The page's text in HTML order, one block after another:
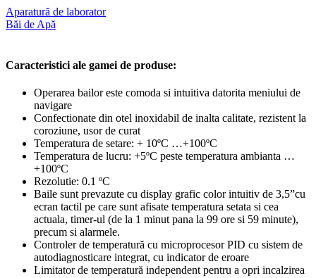
Aparatură de laborator
Băi de Apă
Caracteristici ale gamei de produse:
Operarea bailor este comoda si intuitiva datorita meniului de
navigare
Confectionate din otel inoxidabil de inalta calitate, rezistent la
coroziune, usor de curat
Temperatura de setare: + 10ºC …+100ºC
Temperatura de lucru: +5ºC peste temperatura ambianta …
+100ºC
Rezolutie: 0.1 ºC
Baile sunt prevazute cu display grafic color intuitiv de 3,5”cu
ecran tactil pe care sunt afisate temperatura setata si cea
actuala, timer-ul (de la 1 minut pana la 99 ore si 59 minute),
precum si alarmele.
Controler de temperatură cu microprocesor PID cu sistem de
autodiagnosticare integrat, cu indicator de eroare
Limitator de temperatură independent pentru a opri incalzirea